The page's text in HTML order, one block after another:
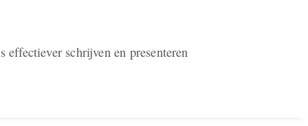
schrijven en presenteren